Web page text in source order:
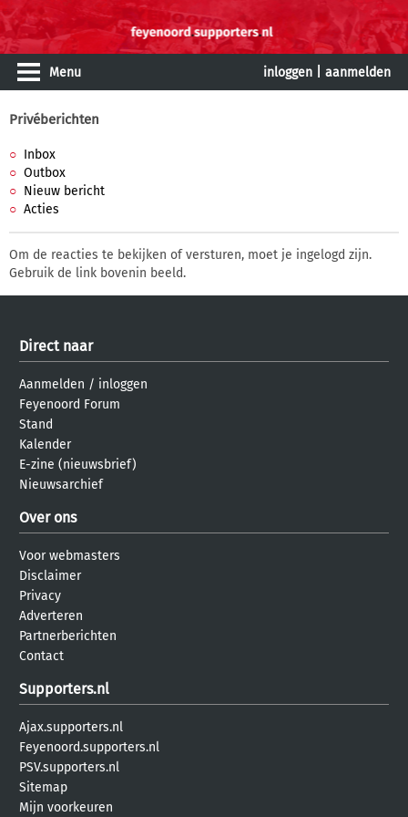
Menu inloggen aanmelden
Privéberichten
Inbox
Outbox
Nieuw bericht
Acties
Om de reacties te bekijken of versturen, moet je ingelogd zijn.
Gebruik de link bovenin beeld.
Direct naar
Aanmelden / inloggen
Feyenoord Forum
Stand
Kalender
E-zine (nieuwsbrief)
Nieuwsarchief
Over ons
Voor webmasters
Disclaimer
Privacy
Adverteren
Partnerberichten
Contact
Supporters.nl
Ajax.supporters.nl
Feyenoord.supporters.nl
PSV.supporters.nl
Sitemap
Mijn voorkeuren